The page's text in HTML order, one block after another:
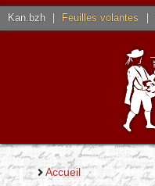
Kan.bzh Feuilles volantes
Accueil